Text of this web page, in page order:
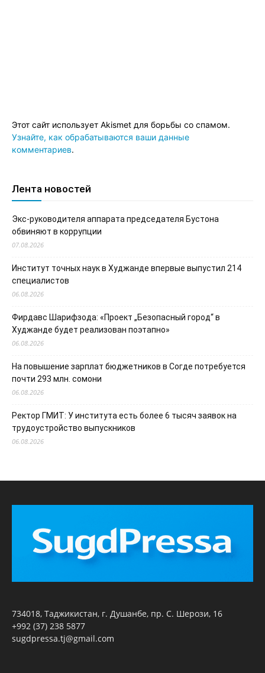
Этот сайт использует Akismet для борьбы со спамом.
Узнайте, как обрабатываются ваши данные
комментариев.
Лента новостей
Экс-руководителя аппарата председателя Бустона
обвиняют в коррупции
07.08.2026
Институт точных наук в Худжанде впервые выпустил 214
специалистов
06.08.2026
Фирдавс Шарифзода: «Проект „Безопасный город“ в
Худжанде будет реализован поэтапно»
06.08.2026
На повышение зарплат бюджетников в Согде потребуется
почти 293 млн. сомони
06.08.2026
Ректор ГМИТ: У института есть более 6 тысяч заявок на
трудоустройство выпускников
06.08.2026
734018, Таджикистан, г. Душанбе, пр. С. Шерози, 16
+992 (37) 238 5877
sugdpressa.tj@gmail.com